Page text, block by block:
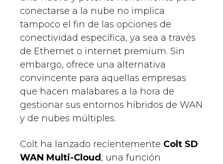
conectarse a la nube no implica
tampoco el fin de las opciones de
conectividad específica, ya sea a través
de Ethernet o internet premium. Sin
embargo, ofrece una alternativa
convincente para aquellas empresas
que hacen malabares a la hora de
gestionar sus entornos híbridos de WAN
y de nubes múltiples.
Colt ha lanzado recientemente Colt SD
WAN Multi-Cloud, una función